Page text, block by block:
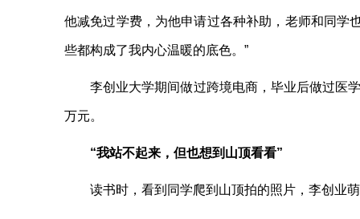
他减免过学费，为他申请过各种补助，老师和同学
些都构成了我内心温暖的底色。”
李创业大学期间做过跨境电商，毕业后做过医学
万元。
“我站不起来，但也想到山顶看看”
读书时，看到同学爬到山顶拍的照片，李创业萌